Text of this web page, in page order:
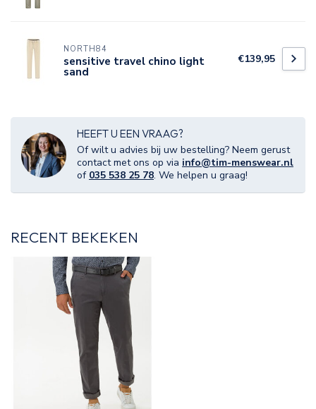
NORTH84
sensitive travel chino light
sand
€139,95
HEEFT U EEN VRAAG?
Of wilt u advies bij uw bestelling? Neem gerust
contact met ons op via info@tim-menswear.nl
of 035 538 25 78. We helpen u graag!
RECENT BEKEKEN